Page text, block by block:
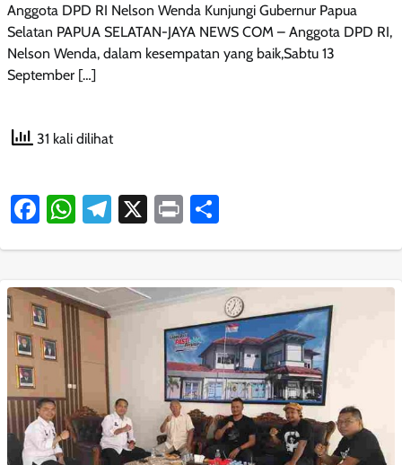
Anggota DPD RI Nelson Wenda Kunjungi Gubernur Papua
Selatan PAPUA SELATAN-JAYA NEWS COM – Anggota DPD RI,
Nelson Wenda, dalam kesempatan yang baik,Sabtu 13
September […]
31 kali dilihat
Facebook
WhatsApp
Telegram
X Print